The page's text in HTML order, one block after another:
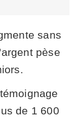
sans
pèse
de 1 600